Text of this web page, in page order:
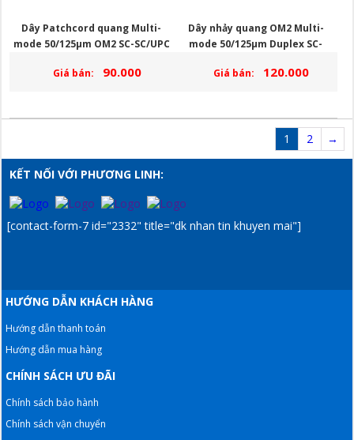
Dây Patchcord quang Multi-
mode 50/125µm OM2 SC-SC/UPC
Giá bán:
90.000
Dây nhảy quang OM2 Multi-
mode 50/125µm Duplex SC-
Giá bán:
120.000
1 2 →
KẾT NỐI VỚI PHƯƠNG LINH:
[contact-form-7 id="2332" title="dk nhan tin khuyen mai"]
HƯỚNG DẪN KHÁCH HÀNG
Hướng dẫn thanh toán
Hướng dẫn mua hàng
CHÍNH SÁCH ƯU ĐÃI
Chính sách bảo hành
Chính sách vận chuyển